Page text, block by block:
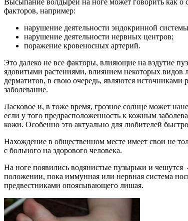
факторов, например:
нарушение деятельности эндокринной
нарушение деятельности нервных центров;
поражение кровеносных артерий.
Это далеко не все факторы, влияющие на вздутие
ядовитыми растениями, влиянием некоторых видов
дерматитов, в свою очередь, являются
заболевание.
Ласковое и, в тоже время, грозное солнце может
если у того предрасположенность к кожным
кожи. Особенно это актуально для любителей
Нахождение в общественном месте имеет свои не
с больного на здорового человека.
На ноге появились водянистые пузырьки и чешутся
положении, пока иммунная или нервная система
предвестниками опоясывающего лишая.